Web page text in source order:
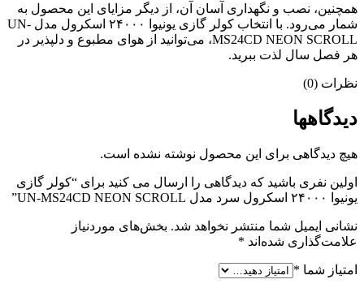
همچنین، نصب و نگهداری آسان آن، از دیگر مزایای این محصول به
شمار می‌رود. با انتخاب کولر گازی یونیوا ۲۴۰۰۰ اسکرول مدل UN-
MS24CD NEON SCROLL، می‌توانید از هوای مطبوع و دلپذیر در
هر فصل سال لذت ببرید.
نظرات (0)
دیدگاهها
هیچ دیدگاهی برای این محصول نوشته نشده است.
اولین نفری باشید که دیدگاهی را ارسال می کنید برای “کولر گازی
یونیوا ۲۴۰۰۰ اسکرول سرد مدل UN-MS24CD NEON SCROLL”
نشانی ایمیل شما منتشر نخواهد شد. بخش‌های موردنیاز
علامت‌گذاری شده‌اند *
امتیاز شما *